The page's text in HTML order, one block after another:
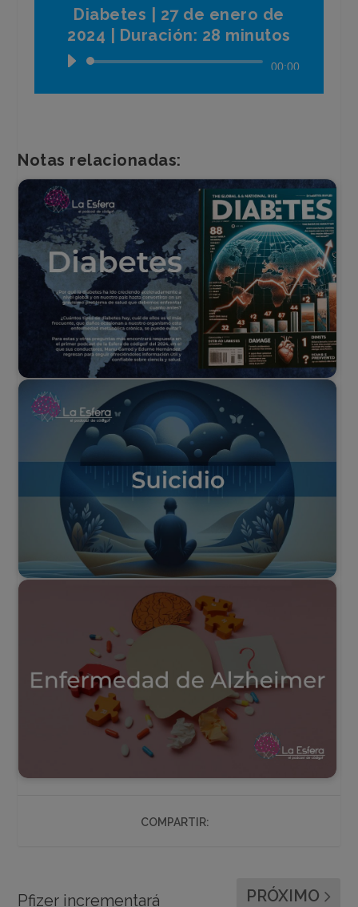
Diabetes | 27 de enero de
2024 | Duración: 28 minutos
Reproductor
de
00:00
Notas relacionadas:
COMPARTIR:
Pfizer incrementará PRÓXIMO